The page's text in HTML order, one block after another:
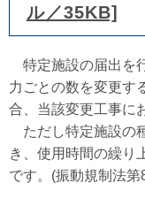
ル／35KB]
特定施設の届出を
力ごとの数を変更す
合、当該変更工事に
ただし特定施設の
き、使用時間の繰り
です。(振動規制法第